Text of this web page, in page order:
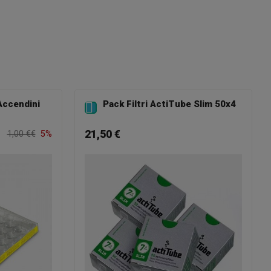
1,00 €€ 5%
 Pack Filtri ActiTube Slim 50x4
21,50 €